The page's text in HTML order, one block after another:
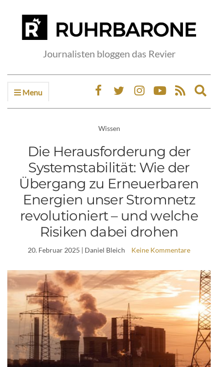
Journalisten bloggen das Revier
Menu
Wissen
Die Herausforderung der
Systemstabilität: Wie der
Übergang zu Erneuerbaren
Energien unser Stromnetz
revolutioniert – und welche
Risiken dabei drohen
20. Februar 2025 | Daniel Bleich Keine Kommentare